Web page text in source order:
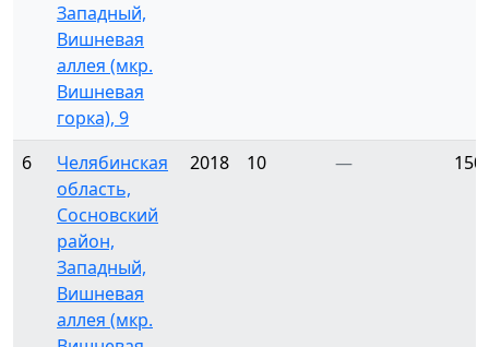
Западный,
Вишневая
аллея (мкр.
Вишневая
горка), 9
6
Челябинская
область,
Сосновский
район,
Западный,
Вишневая
аллея (мкр.
2018 10 — 150